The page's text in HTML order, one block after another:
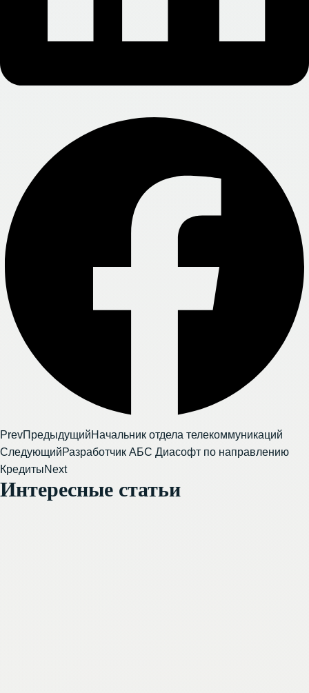
PrevПредыдущийНачальник отдела телекоммуникаций
СледующийРазработчик АБС Диасофт по направлению
КредитыNext
Интересные статьи